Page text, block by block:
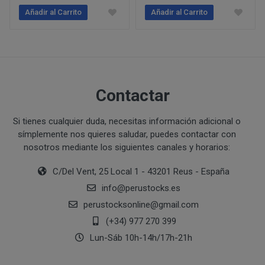
Añadir al Carrito Añadir al Carrito
Contactar
Si tienes cualquier duda, necesitas información adicional o
símplemente nos quieres saludar, puedes contactar con
nosotros mediante los siguientes canales y horarios:
C/Del Vent, 25 Local 1 - 43201 Reus - España
info@perustocks.es
perustocksonline@gmail.com
(+34) 977 270 399
Lun-Sáb 10h-14h/17h-21h
Ejecución de medidas precontractuales a petición del
recogida de datos en el que se proporcione a
que el cliente deberá consentir expresamente
PERUSTOCKS.
Una vez dentro de la web, debemos
newsletter. En la dirección del correo
un mensaje en dónde validamos el email.
Accedemos a la tienda online "ENTRAR"